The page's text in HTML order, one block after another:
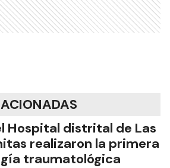
Hospital distrital de Las
realizaron la primera
traumatológica